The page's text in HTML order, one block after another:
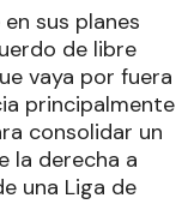
sus planes
de libre
vaya por fuera
principalmente
consolidar un
la derecha a
una Liga de